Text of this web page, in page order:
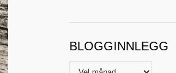
BLOGGINNLEGG
Blogginnlegg